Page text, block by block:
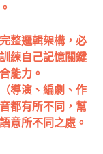
整邏輯架構，必
練自己記憶關鍵
能力。
導演、編劇、作
都有所不同，幫
意所不同之處。